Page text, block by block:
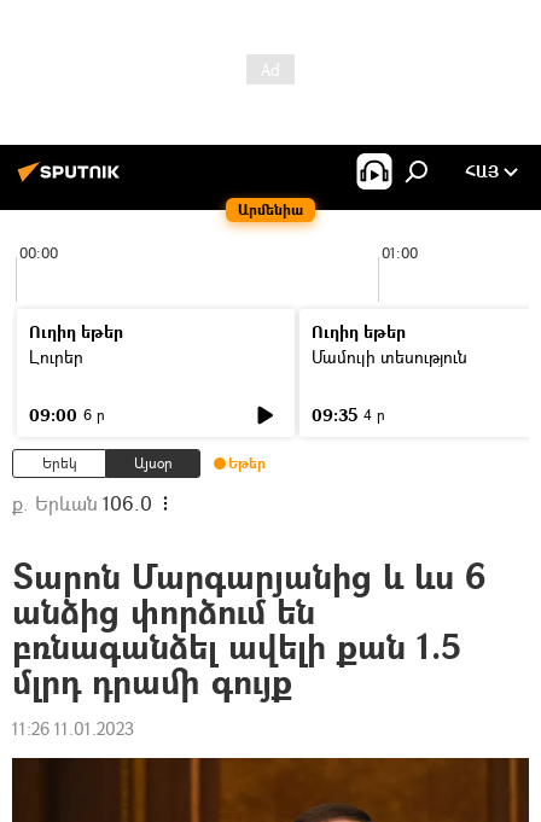
Արմենիա
ՀԱՅ
00:00 01:00
Ուղիղ եթեր
Լուրեր
09:00 6 ր
Ուղիղ եթեր
Մամուլի տեսություն
09:35 4 ր
Երեկ Այսօր Եթեր
ք. Երևան 106.0
Տարոն Մարգարյանից և ևս 6
անձից փորձում են
բռնագանձել ավելի քան 1.5
մլրդ դրամի գույք
11:26 11.01.2023